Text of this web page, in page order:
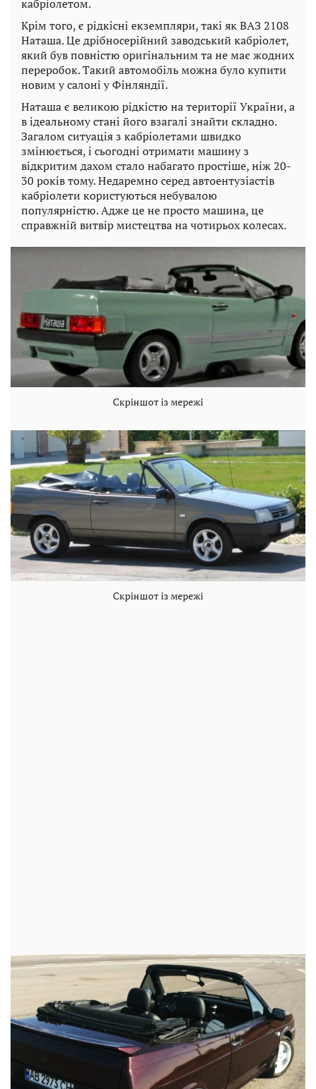
кабріолетом.
Крім того, є рідкісні екземпляри, такі як ВАЗ 2108
Наташа. Це дрібносерійний заводський кабріолет,
який був повністю оригінальним та не має жодних
переробок. Такий автомобіль можна було купити
новим у салоні у Фінляндії.
Наташа є великою рідкістю на території України, а
в ідеальному стані його взагалі знайти складно.
Загалом ситуація з кабріолетами швидко
змінюється, і сьогодні отримати машину з
відкритим дахом стало набагато простіше, ніж 20-
30 років тому. Недаремно серед автоентузіастів
кабріолети користуються небувалою
популярністю. Адже це не просто машина, це
справжній витвір мистецтва на чотирьох колесах.
Скріншот із мережі
Скріншот із мережі